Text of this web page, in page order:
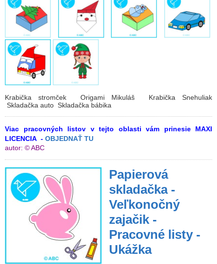
Krabička stromček Origami Mikuláš Krabička Snehuliak
Skladačka auto Skladačka bábika
Viac pracovných listov v tejto oblasti vám prinesie MAXI
LICENCIA - OBJEDNAŤ TU
autor: © ABC
Papierová
skladačka -
Veľkonočný
zajačik -
Pracovné listy -
Ukážka